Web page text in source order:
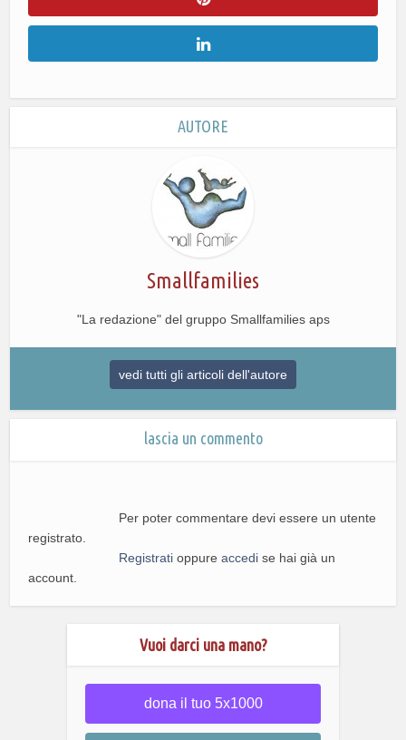
AUTORE
Smallfamilies
"La redazione" del gruppo Smallfamilies aps
vedi tutti gli articoli dell'autore
lascia un commento
Per poter commentare devi essere un utente
registrato.
Registrati oppureaccedi se hai già un
account.
Vuoi darci una mano?
dona il tuo 5x1000